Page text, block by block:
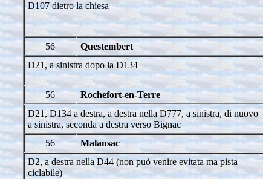
D107 dietro la chiesa
56
Questembert
D21, a sinistra dopo la D134
56
Rochefort-en-Terre
D21, D134 a destra, a destra nella D777, a sinistra, di nuovo
a sinistra, seconda a destra verso Bignac
56
Malansac
D2, a destra nella D44 (non può venire evitata ma pista
ciclabile)